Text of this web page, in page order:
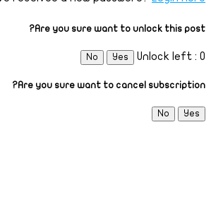
Are you sure want to unlock this post?
Unlock left : 0
Yes
No
Are you sure want to cancel subscription?
Yes
No